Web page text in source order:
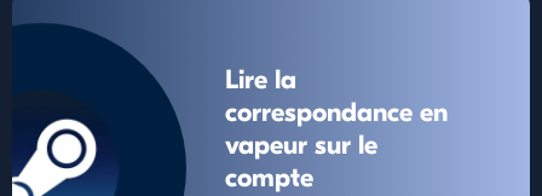
Lire la
correspondance en
vapeur sur le
compte